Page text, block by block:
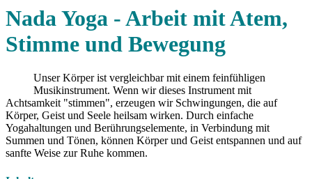
Nada Yoga - Arbeit mit Atem,
Stimme und Bewegung
Unser Körper ist vergleichbar mit einem feinfühligen
Musikinstrument. Wenn wir dieses Instrument mit
Achtsamkeit "stimmen", erzeugen wir Schwingungen, die auf
Körper, Geist und Seele heilsam wirken. Durch einfache
Yogahaltungen und Berührungselemente, in Verbindung mit
Summen und Tönen, können Körper und Geist entspannen und auf
sanfte Weise zur Ruhe kommen.